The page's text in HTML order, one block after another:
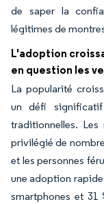
de saper la
légitimes de
L'adoption
en question les
La popularité
un défi
traditionnelles.
privilégié de
et les personnes
une adoption
smartphones et 31